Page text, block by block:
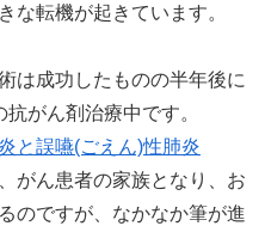
な転機が起きています。
は成功したものの半年後に
がん剤治療中です。
と誤嚥(ごえん)性肺炎
がん患者の家族となり、お
のですが、なかなか筆が進